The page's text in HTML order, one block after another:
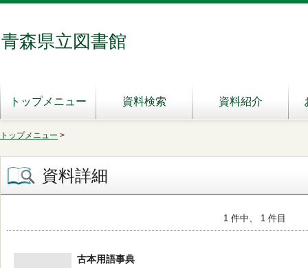
青森県立図書館
トップメニュー 資料検索 資料紹介
トップメニュー >
資料詳細
1 件中、 1 件目
古本用語事典